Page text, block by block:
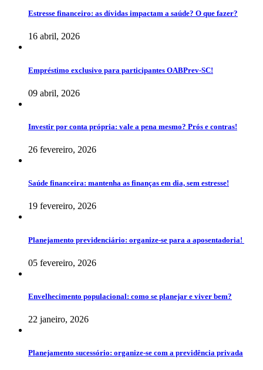
Estresse financeiro: as dívidas impactam a saúde? O que fazer?
16 abril, 2026
Empréstimo exclusivo para participantes OABPrev-SC!
09 abril, 2026
Investir por conta própria: vale a pena mesmo? Prós e contras!
26 fevereiro, 2026
Saúde financeira: mantenha as finanças em dia, sem estresse!
19 fevereiro, 2026
Planejamento previdenciário: organize-se para a aposentadoria!
05 fevereiro, 2026
Envelhecimento populacional: como se planejar e viver bem?
22 janeiro, 2026
Planejamento sucessório: organize-se com a previdência privada